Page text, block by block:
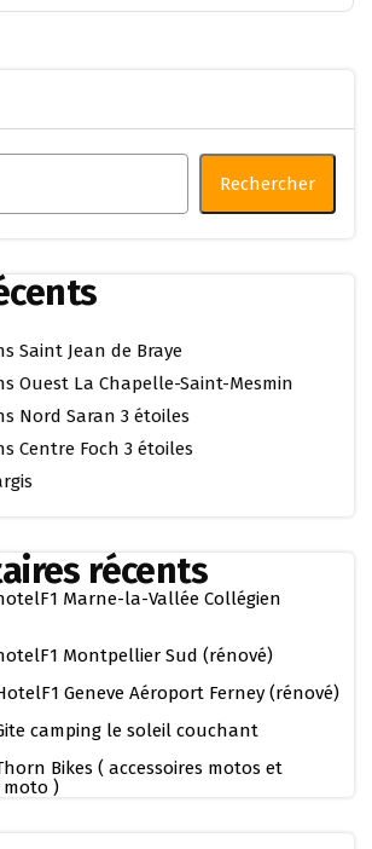
Rechercher
Saint Jean de Braye
Ouest La Chapelle-Saint-Mesmin
Nord Saran 3 étoiles
Centre Foch 3 étoiles
récents
Marne-la-Vallée Collégien
Montpellier Sud (rénové)
Geneve Aéroport Ferney (rénové)
camping le soleil couchant
Bikes ( accessoires motos et
)